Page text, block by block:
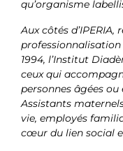
qu’organisme
Aux côtés d’IPERIA,
1994, l’Institut
ceux qui
personnes âgées
Assistants
vie, employés
cœur du lien social